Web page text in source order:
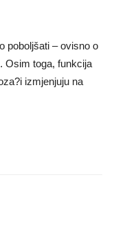
poboljšati – ovisno o
Osim toga, funkcija
izmjenjuju na